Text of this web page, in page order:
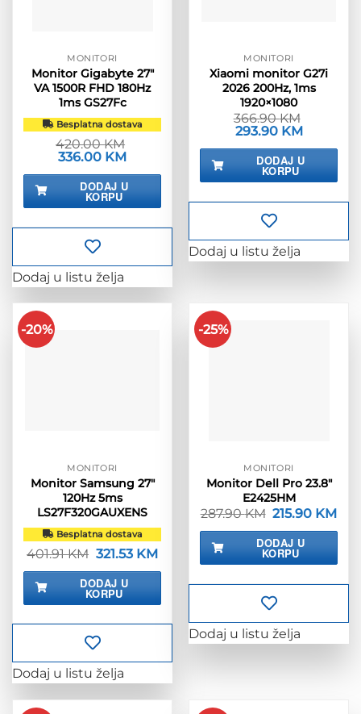
MONITORI
Monitor Gigabyte 27″
VA 1500R FHD 180Hz
1ms GS27Fc
Besplatna dostava
420.00KM
Izvorna
bila
420.00 KM.
336.00 KM
je:
336.00 KM.
DODAJ U
KORPU
Dodaj u listu želja
MONITORI
Xiaomi monitor G27i
2026 200Hz, 1ms
1920×1080
366.90KM
Izvorna
bila
366.90 KM.
293.90 KM
je:
293.90
DODAJ U
KORPU
Dodaj u listu želja
-20%
MONITORI
Monitor Samsung 27″
120Hz 5ms
LS27F320GAUXENS
Besplatna dostava
401.91KM Izvorna
bila
je:
401.91 KM.
321.53 KMTrenutna
je:
321.53 KM.
DODAJ U
KORPU
Dodaj u listu želja
-25%
MONITORI
Monitor Dell Pro 23.8″
E2425HM
287.90KM Izvorna
bila
je:
287.90 KM.
215.90 KM
je:
DODAJ U
KORPU
Dodaj u listu želja